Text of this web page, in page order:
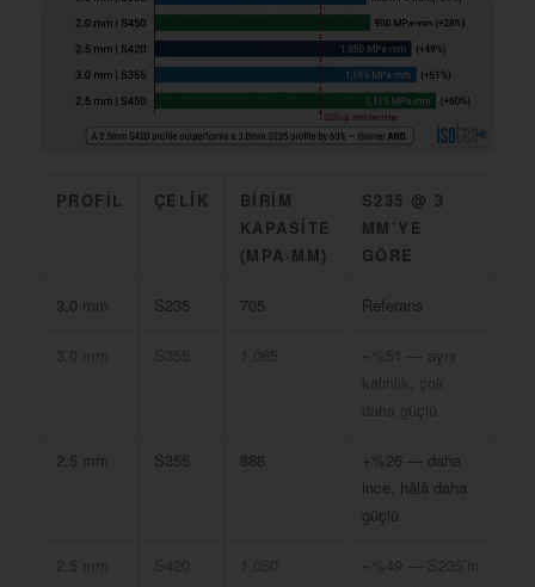
PROFIL ÇELIK
BIRIM
KAPASITE
(MPA·MM)
S235 @ 3
MM’YE
GÖRE
3,0 mm S235 705 Referans
2,5 mm S355 888
+%26 — daha
ince, hâlâ daha
güçlü